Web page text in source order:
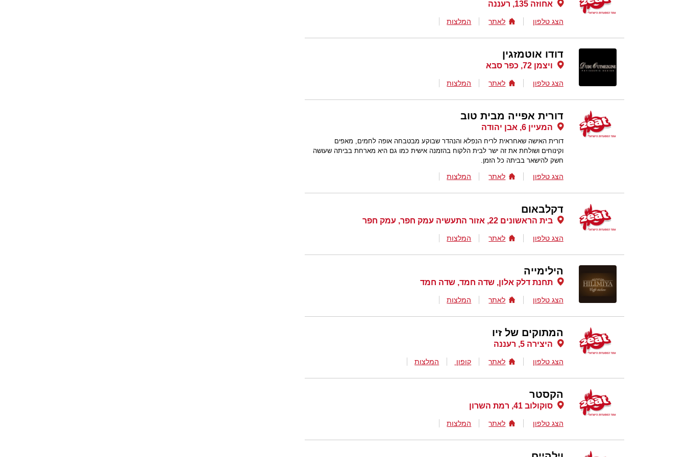
אחוזה 135, רעננה
הצג טלפון לאתר המלצות
דודו אוטמזגין
ויצמן 72, כפר סבא
הצג טלפון לאתר המלצות
דורית אפייה מבית טוב
המעיין 6, אבן יהודה
דורית האישה שאחראית לריח הנפלא והנהדר שבוקע מבטבחה אופה לחמים, מאפים
וקינוחים ושולחת את זה ישר לבית הלקוח בהזמנה אישית כמו גם היא מארחת בביתה שעושה
חשק להישאר בביתה כל הזמן.
הצג טלפון לאתר המלצות
דקלבאום
בית הראשונים 22, אזור התעשיה עמק חפר, עמק חפר
הצג טלפון לאתר המלצות
הילימייה
תחנת דלק אלון, שדה חמד, שדה חמד
הצג טלפון לאתר המלצות
המתוקים של זיו
היצירה 5, רעננה
הצג טלפון לאתר קופון המלצות
הקסטר
סוקולוב 41, רמת השרון
הצג טלפון לאתר המלצות